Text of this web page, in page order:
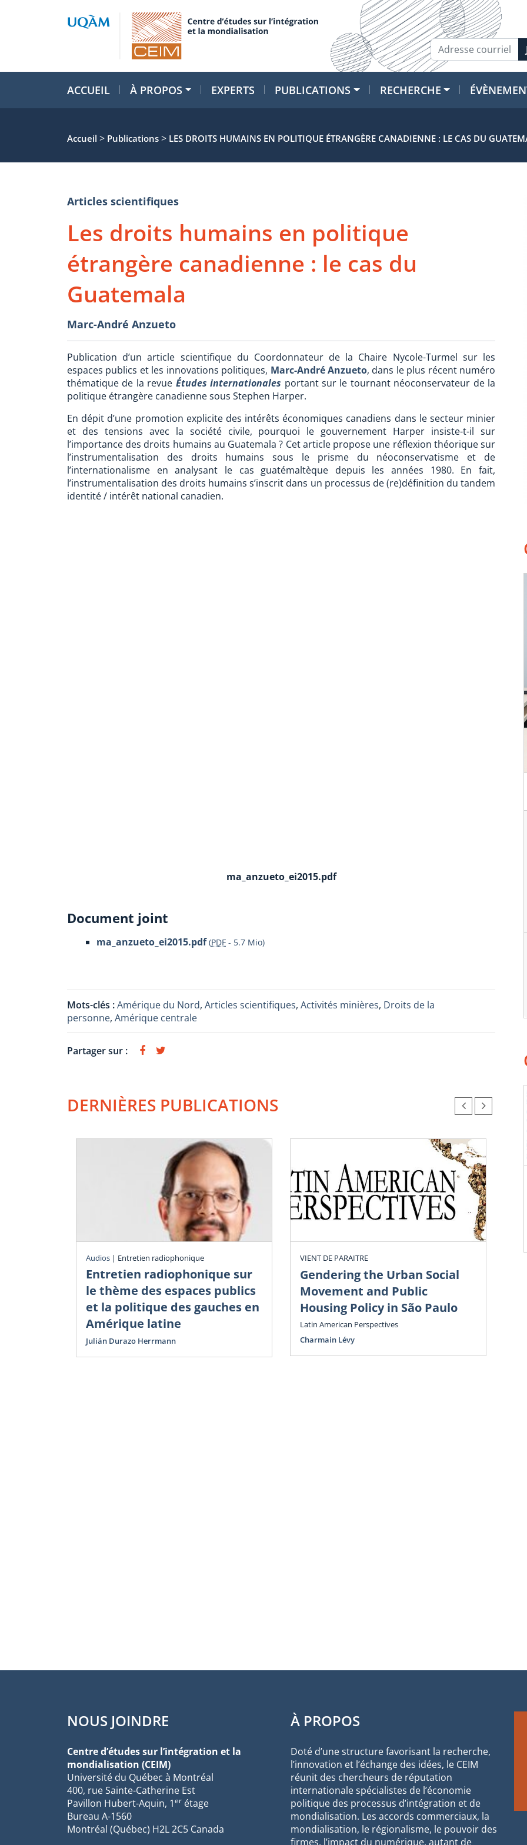
ACCUEIL À PROPOS EXPERTS PUBLICATIONS RECHERCHE
Accueil > Publications > LES DROITS HUMAINS EN POLITIQUE ÉTRANGÈRE CANADIENNE : LE CAS DU
Articles scientifiques
Les droits humains en politique
étrangère canadienne : le cas du
Guatemala
Marc-André Anzueto
Publication d’un article scientifique du Coordonnateur de la Chaire Nycole-Turmel sur les
espaces publics et les innovations politiques, Marc-André Anzueto, dans le plus récent numéro
thématique de la revue Études internationales portant sur le tournant néoconservateur de la
politique étrangère canadienne sous Stephen Harper.
En dépit d’une promotion explicite des intérêts économiques canadiens dans le secteur minier
et des tensions avec la société civile, pourquoi le gouvernement Harper insiste-t-il sur
l’importance des droits humains au Guatemala ? Cet article propose une réflexion théorique sur
l’instrumentalisation des droits humains sous le prisme du néoconservatisme et de
l’internationalisme en analysant le cas guatémaltèque depuis les années 1980. En fait,
l’instrumentalisation des droits humains s’inscrit dans un processus de (re)définition du tandem
identité / intérêt national canadien.
ma_anzueto_ei2015.pdf
Document joint
ma_anzueto_ei2015.pdf (PDF - 5.7 Mio)
Mots-clés :Amérique du Nord, Articles scientifiques, Activités minières, Droits de la
personne, Amérique centrale
Partager sur :
DERNIÈRES PUBLICATIONS
Audios | Entretien radiophonique
Entretien radiophonique sur
le thème des espaces publics
et la politique des gauches en
Amérique latine
Julián Durazo Herrmann
VIENT DE PARAITRE
Gendering the Urban Social
Movement and Public
Housing Policy in São Paulo
Latin American Perspectives
Charmain Lévy
NOUS JOINDRE
Centre d’études sur l’intégration et la
mondialisation (CEIM)
Université du Québec à Montréal
400, rue Sainte-Catherine Est
Pavillon Hubert-Aquin, 1er étage
Bureau A-1560
Montréal (Québec) H2L 2C5 Canada
À PROPOS
Doté d’une structure favorisant la recherche,
l’innovation et l’échange des idées, le CEIM
réunit des chercheurs de réputation
internationale spécialistes de l’économie
politique des processus d’intégration et de
mondialisation. Les accords commerciaux, la
mondialisation, le régionalisme, le pouvoir des
firmes, l’impact du numérique, autant de